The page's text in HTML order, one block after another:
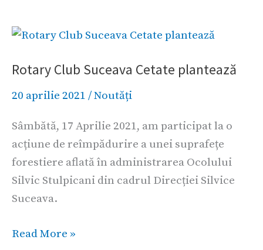
Rotary Club Suceava Cetate plantează
20 aprilie 2021 /Noutăți
Sâmbătă, 17 Aprilie 2021, am participat la o
acțiune de reîmpădurire a unei suprafețe
forestiere aflată în administrarea Ocolului
Silvic Stulpicani din cadrul Direcției Silvice
Suceava.
Rotary
Suceava
Read More »